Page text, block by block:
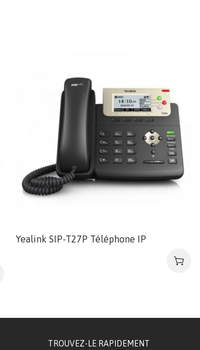
Yealink SIP-T27P Téléphone IP
TROUVEZ-LE RAPIDEMENT